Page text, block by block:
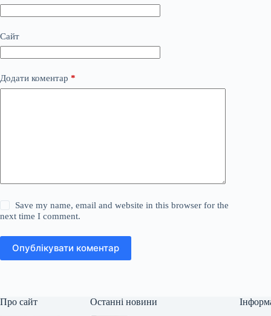
Сайт
Додати коментар *
Save my name, email and website in this browser for the
next time I comment.
Опублікувати коментар
Про сайт Останні новини